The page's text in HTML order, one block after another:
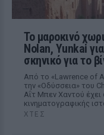
Το μαροκινό
Nolan, Yunkai
σκηνικό για το
Από το «Lawrence of
την «Οδύσσεια» του
Αΐτ Μπεν Χαντού έχει
κινηματογραφικής
ΧΤΕΣ